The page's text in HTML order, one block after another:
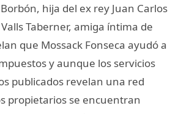
hija del ex rey Juan Carlos
Taberner, amiga íntima de
que Mossack Fonseca ayudó a
y aunque los servicios
publicados revelan una red
propietarios se encuentran